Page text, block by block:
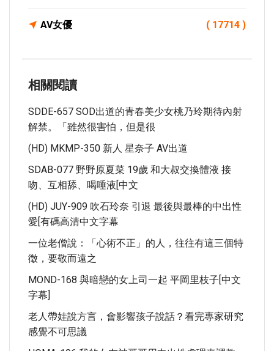
AV女優 ( 17714 )
相關閱讀
SDDE-657 SOD出道的青春美少女桃乃玲期待內射
解禁。「雖然很害怕，但是很
(HD) MKMP-350 新人 星奈子 AV出道
SDAB-077 野野原夏菜 19歲 和大叔交換體液 接
吻、互相舔、喝唾液[中文
(HD) JUY-909 吹石玲奈 引退 最後與最棒的中出性
愛[有碼高清中文字幕
一位老僧說：「心術不正」的人，往往有這三個特
徵，要敬而遠之
MOND-168 與暗戀的女上司一起 平岡里枝子[中文
字幕]
老人帶娃說方言，會影響孩子說話？看完專家研究
感覺不可思議